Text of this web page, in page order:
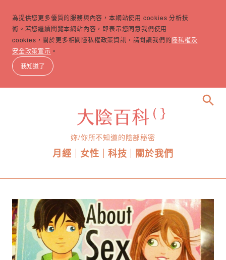
為提供您更多優質的服務與內容，本網站使用 cookies 分析技
術。若您繼續閱覽本網站內容，即表示您同意我們使用
cookies，關於更多相關隱私權政策資訊，請閱讀我們的隱私權及
安全政策宣示 。
我知道了
妳/你所不知道的陰部秘密
月經 女性 科技 關於我們
search